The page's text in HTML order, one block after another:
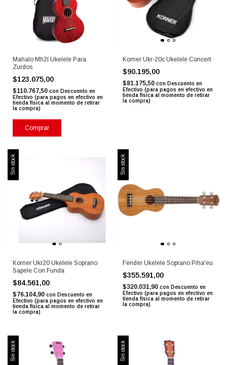
Mahalo Mh2l Ukelele Para
Zurdos
$123.075,00
$110.767,50 con Descuento en
Efectivo (para pagos en efectivo en
tienda física al momento de retirar
la compra)
Comprar
Korner Ukr-20c Ukelele Concert
$90.195,00
$81.175,50 con Descuento en
Efectivo (para pagos en efectivo en
tienda física al momento de retirar
la compra)
Sin stock
Korner Ukr20 Ukelele Soprano
Sapele Con Funda
$84.561,00
$76.104,90 con Descuento en
Efectivo (para pagos en efectivo en
tienda física al momento de retirar
la compra)
Sin stock
Fender Ukelele Soprano Piha'eu
$355.591,00
$320.031,90 con Descuento en
Efectivo (para pagos en efectivo en
tienda física al momento de retirar
la compra)
Sin stock Sin stock